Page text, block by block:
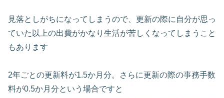
見落としがちになってしまうので、更新の際に自分が思っ
ていた以上の出費がかなり生活が苦しくなってしまうこと
もあります
2年ごとの更新料が1.5か月分。さらに更新の際の事務手数
料が0.5か月分という場合ですと